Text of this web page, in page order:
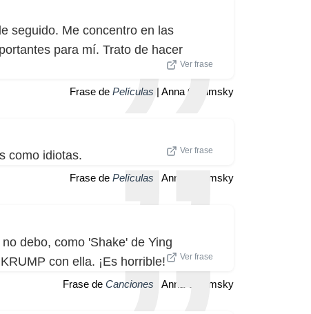
seguido. Me concentro en las
para mí. Trato de hacer
Ver frase
Frase de Películas | Anna Chlumsky
como idiotas. Ver frase
Frase de Películas | Anna Chlumsky
debo, como 'Shake' de Ying
con ella. ¡Es horrible!
Ver frase
Frase de Canciones | Anna Chlumsky